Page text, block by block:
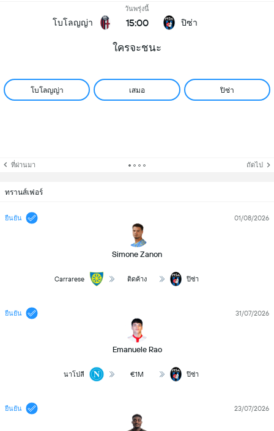
โบโลญญ่า
วันพรุ่งนี้
15:00 ปิซ่า
ใครจะชนะ
โบโลญญ่า เสมอ ปิซ่า
ที่ผ่านมา ถัดไป
ทรานส์เฟอร์
ยืนยัน
Simone Zanon
01/08/2026
Carrarese ติดค้าง ปิซ่า
ยืนยัน
Emanuele Rao
31/07/2026
นาโปลี €1M ปิซ่า
ยืนยัน 23/07/2026